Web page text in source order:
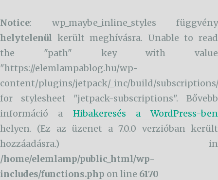
Notice: wp_maybe_inline_styles függvény
helytelenül került meghívásra. Unable to read
the "path" key with value
"https://elemlampablog.hu/wp-
content/plugins/jetpack/_inc/build/
for stylesheet "jetpack-subscriptions". Bővebb
információ a Hibakeresés a WordPress-ben
helyen. (Ez az üzenet a 7.0.0 verzióban került
hozzáadásra.) in
/home/elemlamp/public_html/wp-
includes/functions.php on line 6170